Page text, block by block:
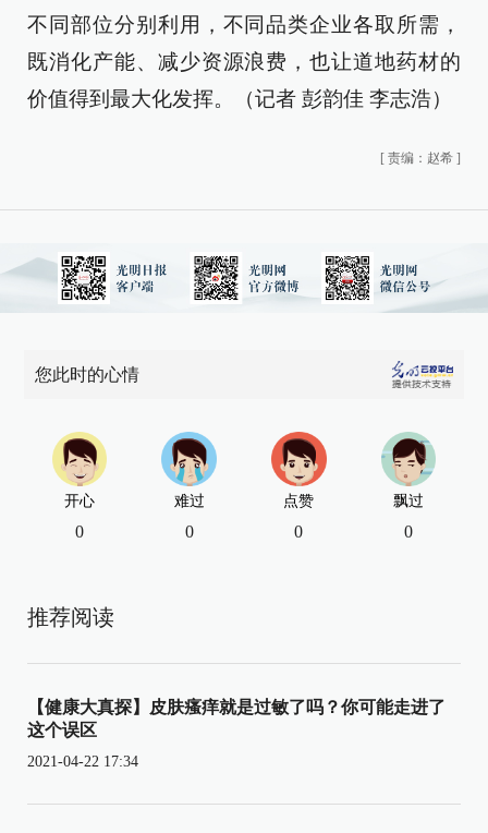
不同部位分别利用，不同品类企业各取所需，
既消化产能、减少资源浪费，也让道地药材的
价值得到最大化发挥。（记者 彭韵佳 李志浩）
[ 责编：赵希 ]
您此时的心情
开心
0
难过
0
点赞
0
飘过
0
推荐阅读
【健康大真探】皮肤瘙痒就是过敏了吗？你可能走进了
这个误区
2021-04-22 17:34